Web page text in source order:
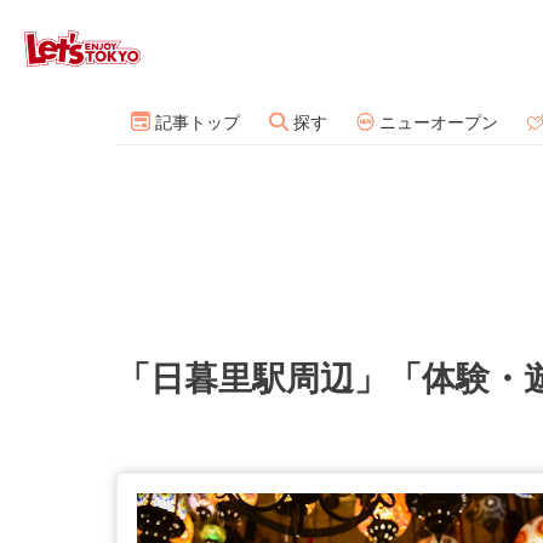
記事トップ 探す ニューオープン
「日暮里駅周辺」「体験